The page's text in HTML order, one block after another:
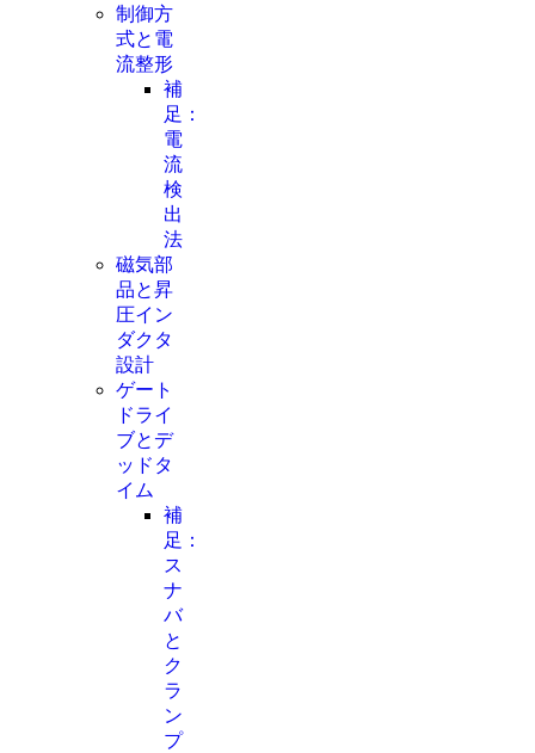
制御方
式と電
流整形
補
足：
電
流
検
出
法
磁気部
品と昇
圧イン
ダクタ
設計
ゲート
ドライ
ブとデ
ッドタ
イム
補
足：
ス
ナ
バ
と
ク
ラ
ン
プ